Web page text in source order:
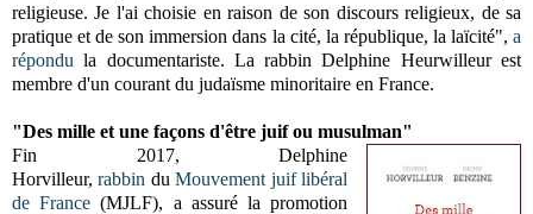
religieuse. Je l'ai choisie en raison de son discours religieux, de sa
pratique et de son immersion dans la cité, la république, la laïcité", a
répondu la documentariste. La rabbin Delphine Heurwilleur est
membre d'un courant du judaïsme minoritaire en France.
"Des mille et une façons d'être juif ou musulman"
Fin 2017, Delphine
Horvilleur,rabbin duMouvement juif libéral
de France (MJLF), a assuré la promotion